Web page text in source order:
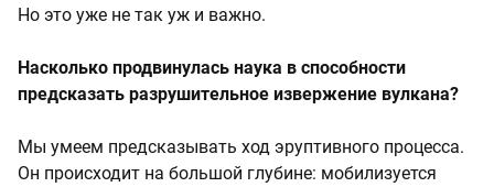
Но это уже не так уж и важно.
Насколько продвинулась наука в способности
предсказать разрушительное извержение вулкана?
Мы умеем предсказывать ход эруптивного процесса.
Он происходит на большой глубине: мобилизуется